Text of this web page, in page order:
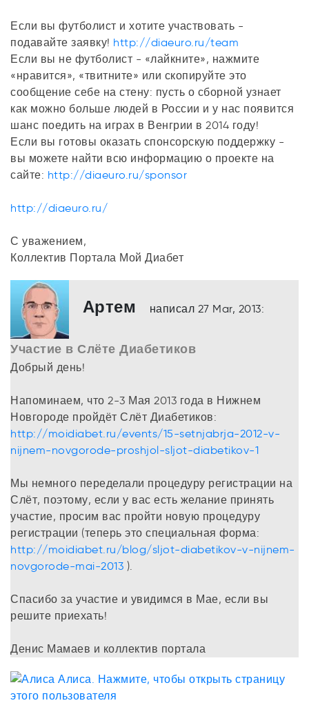
Если вы футболист и хотите участвовать -
подавайте заявку! http://diaeuro.ru/team
Если вы не футболист - «лайкните», нажмите
«нравится», «твитните» или скопируйте это
сообщение себе на стену: пусть о сборной узнает
как можно больше людей в России и у нас появится
шанс поедить на играх в Венгрии в 2014 году!
Если вы готовы оказать спонсорскую поддержку -
вы можете найти всю информацию о проекте на
сайте: http://diaeuro.ru/sponsor
http://diaeuro.ru/
С уважением,
Коллектив Портала Мой Диабет
Артем написал 27 Mar, 2013:
Участие в Слёте Диабетиков
Добрый день!
Напоминаем, что 2-3 Мая 2013 года в Нижнем
Новгороде пройдёт Слёт Диабетиков:
http://moidiabet.ru/events/15-setnjabrja-2012-v-
nijnem-novgorode-proshjol-sljot-diabetikov-1
Мы немного переделали процедуру регистрации на
Слёт, поэтому, если у вас есть желание принять
участие, просим вас пройти новую процедуру
регистрации (теперь это специальная форма:
http://moidiabet.ru/blog/sljot-diabetikov-v-nijnem-
novgorode-mai-2013 ).
Спасибо за участие и увидимся в Мае, если вы
решите приехать!
Денис Мамаев и коллектив портала